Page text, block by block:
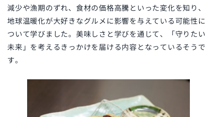
減少や漁期のずれ、食材の価格高騰といった変化を知り、
地球温暖化が大好きなグルメに影響を与えている可能性に
ついて学びました。美味しさと学びを通じて、「守りたい
未来」を考えるきっかけを届ける内容となっているそうで
す。